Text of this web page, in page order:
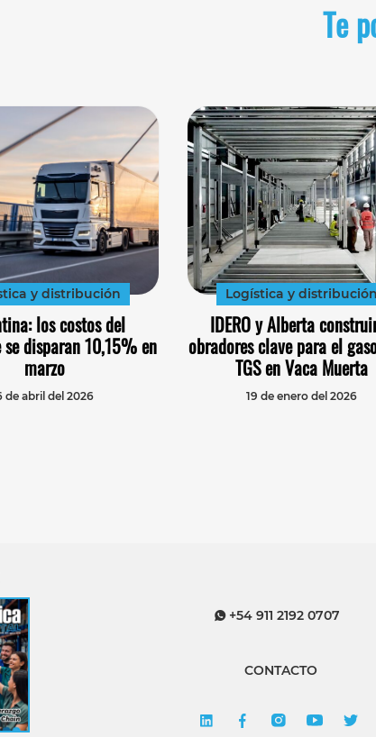
Te
y distribución
los costos del
disparan 10,15% en
marzo
de abril del 2026
Logística y distribución
IDERO y Alberta
obradores clave para el
TGS en Vaca Muerta
19 de enero del 2026
+54 911 2192 0707
CONTACTO